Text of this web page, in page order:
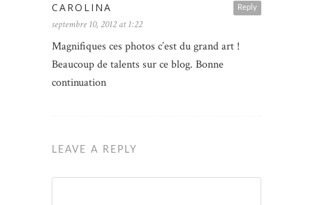
Reply
CAROLINA
septembre 10, 2012 at 1:22
Magnifiques ces photos c’est du grand art !
Beaucoup de talents sur ce blog. Bonne
continuation
LEAVE A REPLY